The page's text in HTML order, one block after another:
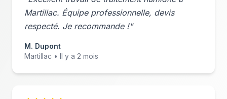
Martillac. Équipe professionnelle, devis
respecté. Je recommande !"
M. Dupont
Martillac • Il y a 2 mois